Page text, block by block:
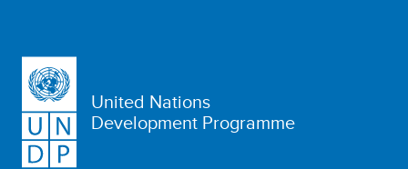
United Nations
Development Programme